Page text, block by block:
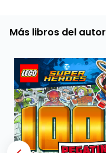
Más libros del autor